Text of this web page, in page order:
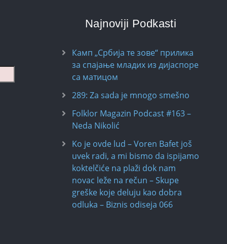
Najnoviji Podkasti
Камп „Србија те зове“ прилика
за спајање младих из дијаспоре
са матицом
289: Za sada je mnogo smešno
Folklor Magazin Podcast #163 –
Neda Nikolić
Ko je ovde lud – Voren Bafet još
uvek radi, a mi bismo da ispijamo
koktelčiće na plaži dok nam
novac leže na rečun – Skupe
greške koje deluju kao dobra
odluka – Biznis odiseja 066